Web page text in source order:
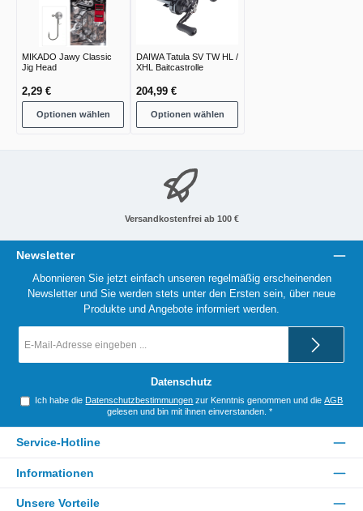
MIKADO Jawy Classic
Jig Head
2,29 €
Optionen wählen
DAIWA Tatula SV TW HL /
XHL Baitcastrolle
204,99 €
Optionen wählen
Versandkostenfrei ab 100 €
Newsletter
Abonnieren Sie jetzt einfach unseren regelmäßig erscheinenden
Newsletter und Sie werden stets unter den Ersten sein, über neue
Produkte und Angebote informiert werden.
Mail-
Datenschutz
Ich habe die Datenschutzbestimmungen zur Kenntnis genommen und dieAGB
gelesen und bin mit ihnen einverstanden. *
Service-Hotline
Informationen
Unsere Vorteile